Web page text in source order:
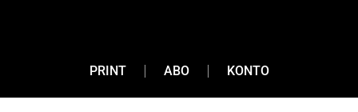
PRINT ABO KONTO